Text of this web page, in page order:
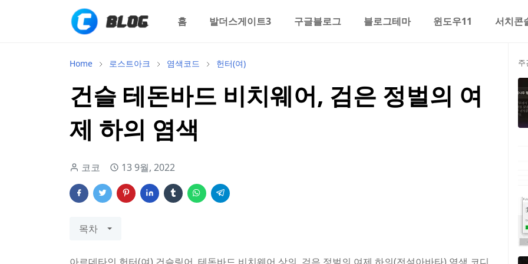
홈 발더스게이트3 구글블로그 블로그테마 윈도우11 서치콘
Home 로스트아크 염색코드 헌터(여)
건슬 테돈바드 비치웨어, 검은 정벌의 여
제 하의 염색
코코 13 9월, 2022
목차
주